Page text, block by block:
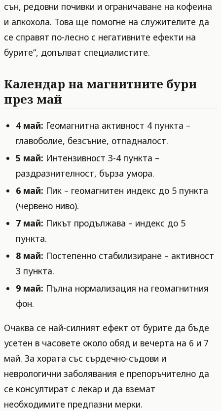
сън, редовни почивки и ограничаване на кофеина
и алкохола. Това ще помогне на служителите да
се справят по-лесно с негативните ефекти на
бурите“, допълват специалистите.
Календар на магнитните бури
през май
4 май: Геомагнитна активност 4 пункта –
главоболие, безсъние, отпадналост.
5 май: Интензивност 3-4 пункта –
раздразнителност, бърза умора.
6 май: Пик – геомагнитен индекс до 5 пункта
(червено ниво).
7 май: Пикът продължава – индекс до 5
пункта.
8 май: Постепенно стабилизиране – активност
3 пункта.
9 май: Пълна нормализация на геомагнитния
фон.
Очаква се най-силният ефект от бурите да бъде
усетен в часовете около обяд и вечерта на 6 и 7
май. За хората със сърдечно-съдови и
неврологични заболявания е препоръчително да
се консултират с лекар и да вземат
необходимите предпазни мерки.